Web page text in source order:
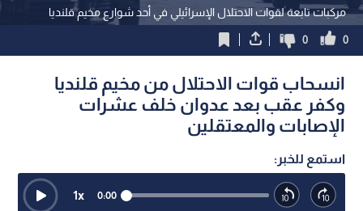
مركبات تابعة لقوات الاحتلال الإسرائيلي في أحد شوارع مخيم قلنديا
0
0
انسحاب قوات الاحتلال من مخيم قلنديا
وكفر عقب بعد عدوان خلف عشرات
الإصابات والمعتقلين
استمع للخبر:
0:00
1x